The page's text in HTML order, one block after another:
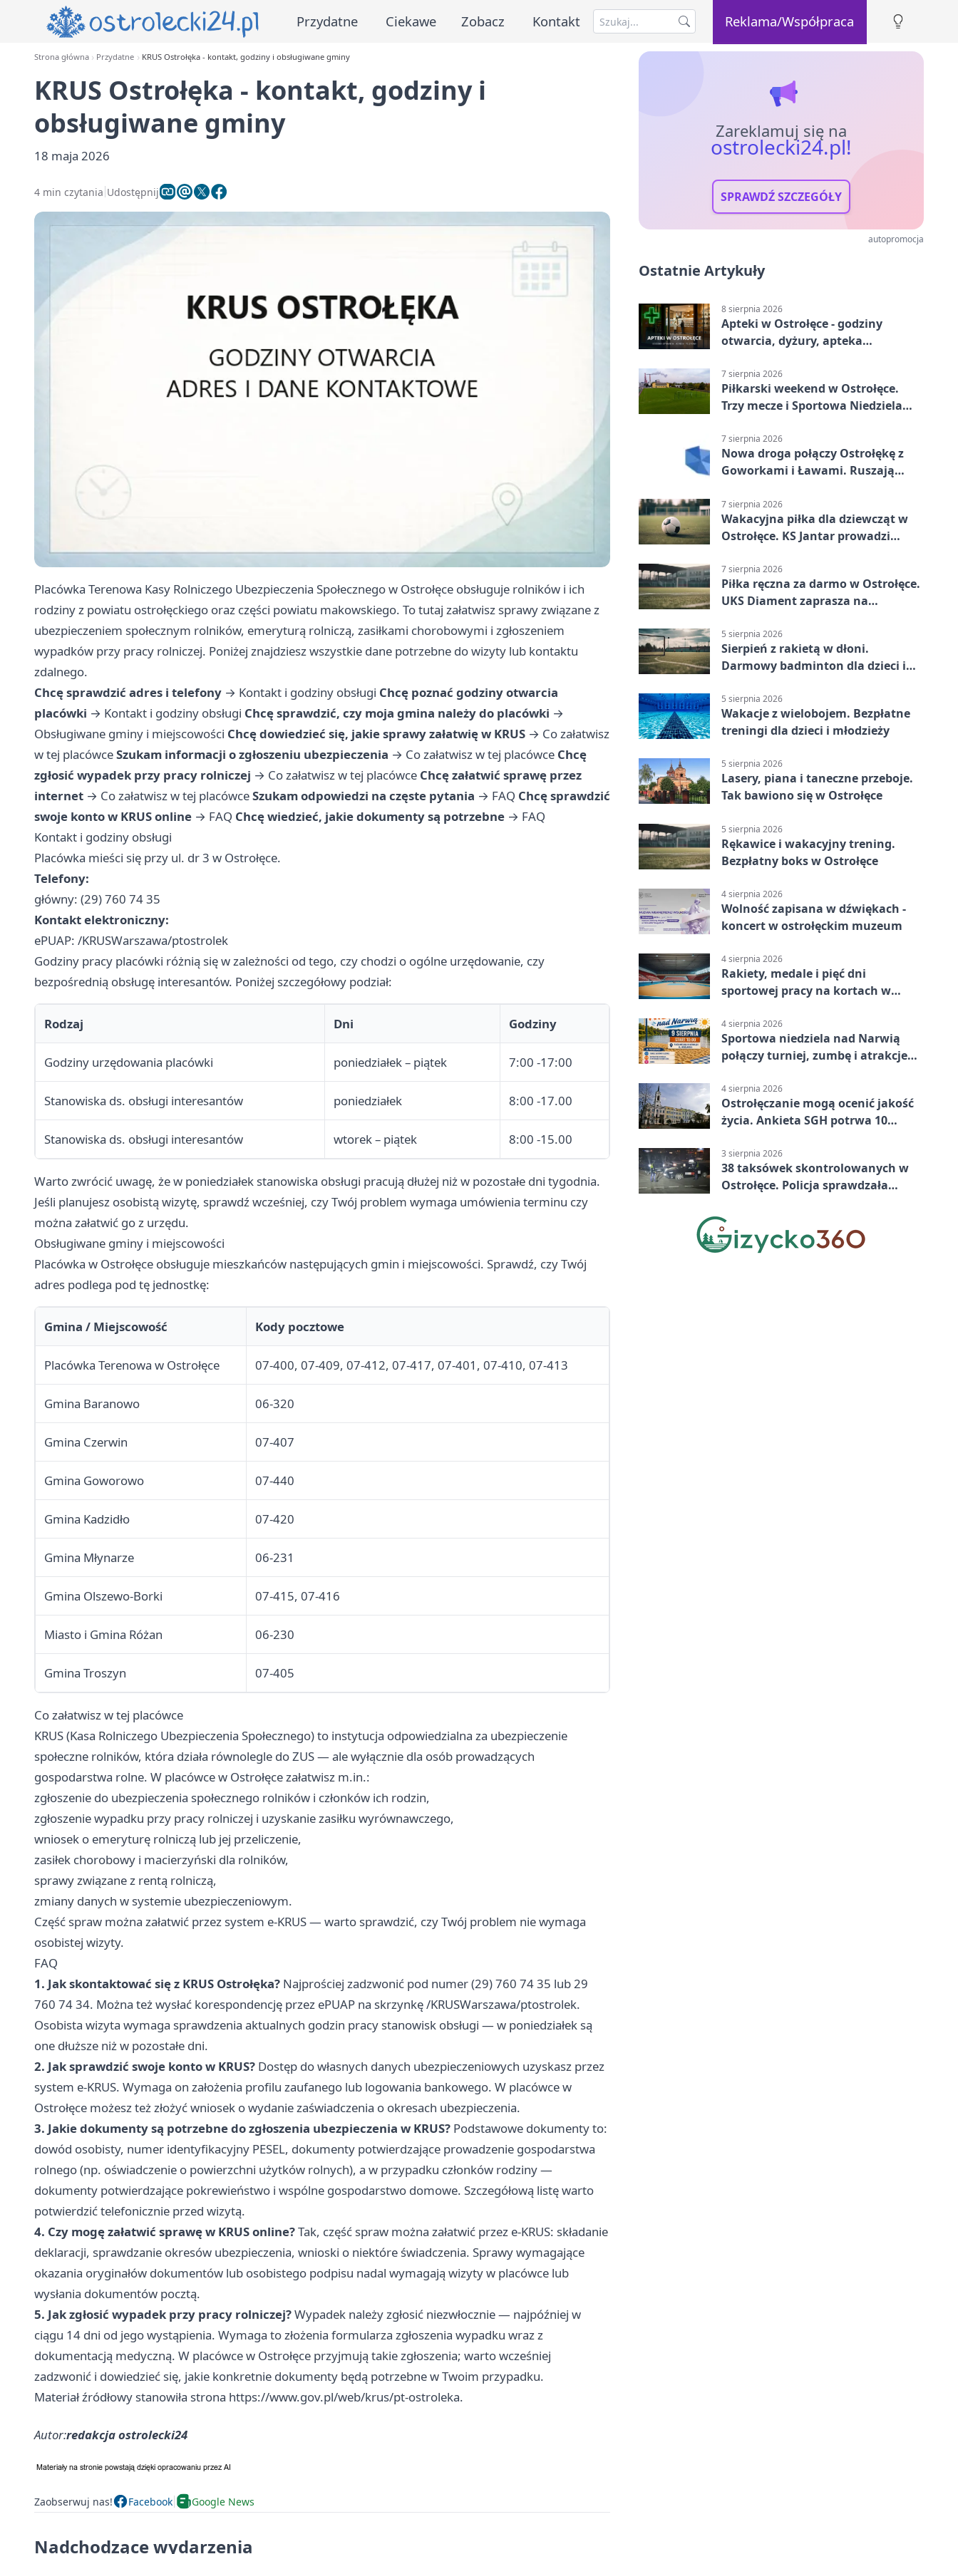
Przydatne Ciekawe Zobacz Kontakt Reklama/Współpraca
Strona główna Przydatne KRUS Ostrołęka - kontakt, godziny i obsługiwane gminy
KRUS Ostrołęka - kontakt, godziny i
obsługiwane gminy
18 maja 2026
4 min czytania Udostępnij
Placówka Terenowa Kasy Rolniczego Ubezpieczenia Społecznego w Ostrołęce obsługuje rolników i ich
rodziny z powiatu ostrołęckiego oraz części powiatu makowskiego. To tutaj załatwisz sprawy związane z
ubezpieczeniem społecznym rolników, emeryturą rolniczą, zasiłkami chorobowymi i zgłoszeniem
wypadków przy pracy rolniczej. Poniżej znajdziesz wszystkie dane potrzebne do wizyty lub kontaktu
zdalnego.
Chcę sprawdzić adres i telefony → Kontakt i godziny obsługi Chcę poznać godziny otwarcia
placówki → Kontakt i godziny obsługi Chcę sprawdzić, czy moja gmina należy do placówki →
Obsługiwane gminy i miejscowości Chcę dowiedzieć się, jakie sprawy załatwię w KRUS → Co załatwisz
w tej placówceSzukam informacji o zgłoszeniu ubezpieczenia → Co załatwisz w tej placówce Chcę
zgłosić wypadek przy pracy rolniczej → Co załatwisz w tej placówce Chcę załatwić sprawę przez
internet → Co załatwisz w tej placówceSzukam odpowiedzi na częste pytania → FAQ Chcę sprawdzić
swoje konto w KRUS online → FAQ Chcę wiedzieć, jakie dokumenty są potrzebne → FAQ
Kontakt i godziny obsługi
Placówka mieści się przy ul. dr 3 w Ostrołęce.
Telefony:
główny: (29) 760 74 35
Kontakt elektroniczny:
ePUAP: /KRUSWarszawa/ptostrolek
Godziny pracy placówki różnią się w zależności od tego, czy chodzi o ogólne urzędowanie, czy
bezpośrednią obsługę interesantów. Poniżej szczegółowy podział:
Rodzaj Dni Godziny
Godziny urzędowania placówki poniedziałek – piątek 7:00 -17:00
Stanowiska ds. obsługi interesantów poniedziałek 8:00 -17.00
Stanowiska ds. obsługi interesantów wtorek – piątek 8:00 -15.00
Warto zwrócić uwagę, że w poniedziałek stanowiska obsługi pracują dłużej niż w pozostałe dni tygodnia.
Jeśli planujesz osobistą wizytę, sprawdź wcześniej, czy Twój problem wymaga umówienia terminu czy
można załatwić go z urzędu.
Obsługiwane gminy i miejscowości
Placówka w Ostrołęce obsługuje mieszkańców następujących gmin i miejscowości. Sprawdź, czy Twój
adres podlega pod tę jednostkę:
Gmina / Miejscowość Kody pocztowe
Placówka Terenowa w Ostrołęce 07-400, 07-409, 07-412, 07-417, 07-401, 07-410, 07-413
Gmina Baranowo 06-320
Gmina Czerwin 07-407
Gmina Goworowo 07-440
Gmina Kadzidło 07-420
Gmina Młynarze 06-231
Gmina Olszewo-Borki 07-415, 07-416
Miasto i Gmina Różan 06-230
Gmina Troszyn 07-405
Co załatwisz w tej placówce
KRUS (Kasa Rolniczego Ubezpieczenia Społecznego) to instytucja odpowiedzialna za ubezpieczenie
społeczne rolników, która działa równolegle do ZUS — ale wyłącznie dla osób prowadzących
gospodarstwa rolne. W placówce w Ostrołęce załatwisz m.in.:
zgłoszenie do ubezpieczenia społecznego rolników i członków ich rodzin,
zgłoszenie wypadku przy pracy rolniczej i uzyskanie zasiłku wyrównawczego,
wniosek o emeryturę rolniczą lub jej przeliczenie,
zasiłek chorobowy i macierzyński dla rolników,
sprawy związane z rentą rolniczą,
zmiany danych w systemie ubezpieczeniowym.
Część spraw można załatwić przez system e-KRUS — warto sprawdzić, czy Twój problem nie wymaga
osobistej wizyty.
FAQ
1. Jak skontaktować się z KRUS Ostrołęka? Najprościej zadzwonić pod numer (29) 760 74 35 lub 29
760 74 34. Można też wysłać korespondencję przez ePUAP na skrzynkę /KRUSWarszawa/ptostrolek.
Osobista wizyta wymaga sprawdzenia aktualnych godzin pracy stanowisk obsługi — w poniedziałek są
one dłuższe niż w pozostałe dni.
2. Jak sprawdzić swoje konto w KRUS? Dostęp do własnych danych ubezpieczeniowych uzyskasz przez
system e-KRUS. Wymaga on założenia profilu zaufanego lub logowania bankowego. W placówce w
Ostrołęce możesz też złożyć wniosek o wydanie zaświadczenia o okresach ubezpieczenia.
3. Jakie dokumenty są potrzebne do zgłoszenia ubezpieczenia w KRUS? Podstawowe dokumenty to:
dowód osobisty, numer identyfikacyjny PESEL, dokumenty potwierdzające prowadzenie gospodarstwa
rolnego (np. oświadczenie o powierzchni użytków rolnych), a w przypadku członków rodziny —
dokumenty potwierdzające pokrewieństwo i wspólne gospodarstwo domowe. Szczegółową listę warto
potwierdzić telefonicznie przed wizytą.
4. Czy mogę załatwić sprawę w KRUS online?Tak, część spraw można załatwić przez e-KRUS: składanie
deklaracji, sprawdzanie okresów ubezpieczenia, wnioski o niektóre świadczenia. Sprawy wymagające
okazania oryginałów dokumentów lub osobistego podpisu nadal wymagają wizyty w placówce lub
wysłania dokumentów pocztą.
5. Jak zgłosić wypadek przy pracy rolniczej?Wypadek należy zgłosić niezwłocznie — najpóźniej w
ciągu 14 dni od jego wystąpienia. Wymaga to złożenia formularza zgłoszenia wypadku wraz z
dokumentacją medyczną. W placówce w Ostrołęce przyjmują takie zgłoszenia; warto wcześniej
zadzwonić i dowiedzieć się, jakie konkretnie dokumenty będą potrzebne w Twoim przypadku.
Materiał źródłowy stanowiła strona https://www.gov.pl/web/krus/pt-ostroleka.
Autor:redakcja ostrolecki24
Zaobserwuj nas! Facebook Google News
Nadchodzące wydarzenia
Zareklamuj się na
ostrolecki24.pl!
SPRAWDŹ SZCZEGÓŁY
autopromocja
Ostatnie Artykuły
8 sierpnia 2026
Apteki w Ostrołęce - godziny
otwarcia, dyżury, apteka
7 sierpnia 2026
Piłkarski weekend w Ostrołęce.
Trzy mecze i Sportowa Niedziela
7 sierpnia 2026
Nowa droga połączy Ostrołękę z
Goworkami i Ławami. Ruszają
7 sierpnia 2026
Wakacyjna piłka dla dziewcząt w
Ostrołęce. KS Jantar prowadzi
7 sierpnia 2026
Piłka ręczna za darmo w Ostrołęce.
UKS Diament zaprasza na
5 sierpnia 2026
Sierpień z rakietą w dłoni.
Darmowy badminton dla dzieci i
5 sierpnia 2026
Wakacje z wielobojem. Bezpłatne
treningi dla dzieci i młodzieży
5 sierpnia 2026
Lasery, piana i taneczne przeboje.
Tak bawiono się w Ostrołęce
5 sierpnia 2026
Rękawice i wakacyjny trening.
Bezpłatny boks w Ostrołęce
4 sierpnia 2026
Wolność zapisana w dźwiękach -
koncert w ostrołęckim muzeum
4 sierpnia 2026
Rakiety, medale i pięć dni
sportowej pracy na kortach w
4 sierpnia 2026
Sportowa niedziela nad Narwią
połączy turniej, zumbę i atrakcje
4 sierpnia 2026
Ostrołęczanie mogą ocenić jakość
życia. Ankieta SGH potrwa 10
3 sierpnia 2026
38 taksówek skontrolowanych w
Ostrołęce. Policja sprawdzała